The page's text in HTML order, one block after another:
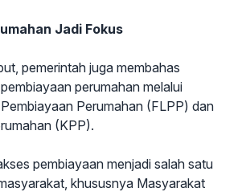
Jadi Fokus
pemerintah juga membahas
perumahan melalui
Perumahan (FLPP) dan
(KPP).
pembiayaan menjadi salah satu
khususnya Masyarakat